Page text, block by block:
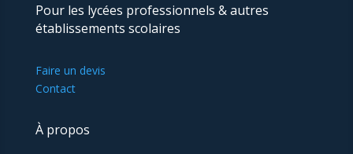
Pour les lycées professionnels & autres
établissements scolaires
Faire un devis
Contact
À propos